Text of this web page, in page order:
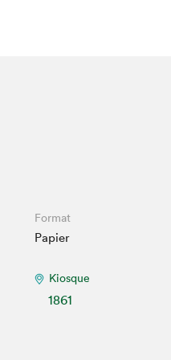
Salon
Traiteur
Format
Papier
Kiosque
1861